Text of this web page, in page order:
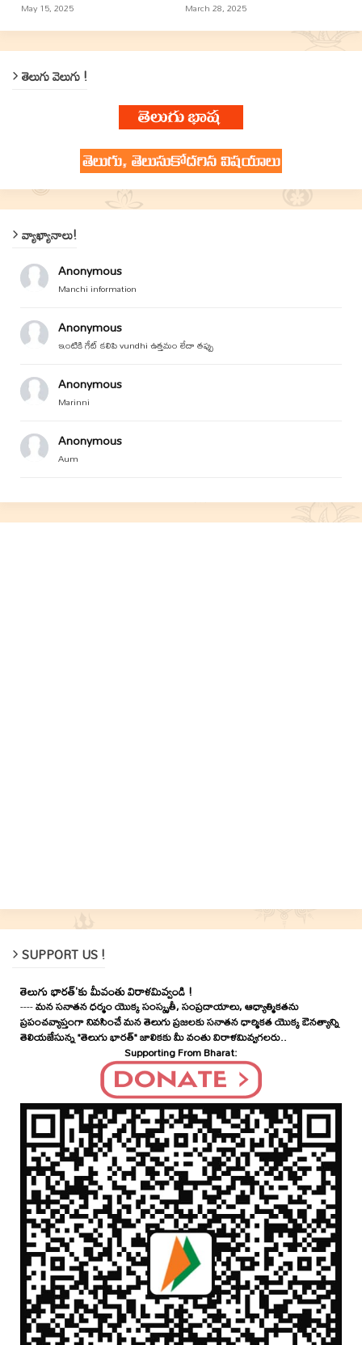
May 15, 2025 March 28, 2025
తెలుగు వెలుగు !
వ్యాఖ్యానాలు!
Anonymous
Manchi information
Anonymous
ఇంటికి గేట్ కలిపి vundhi ఉత్తమం లేదా తప్పు
Anonymous
Marinni
Anonymous
Aum
SUPPORT US !
తెలుగు భారత్'కు మీవంతు విరాళమివ్వండి !
----మన సనాతన ధర్మం యొక్క సంస్కృతీ, సంప్రదాయాలు, ఆధ్యాత్మికతను
ప్రపంచవ్యాప్తంగా నివసించే మన తెలుగు ప్రజలకు సనాతన ధార్మికత యొక్క ఔనత్యాన్ని
తెలియజేసున్న "తెలుగు భారత్" జాలికకు మీ వంతు విరాళమివ్వగలరు..
Supporting From Bharat: